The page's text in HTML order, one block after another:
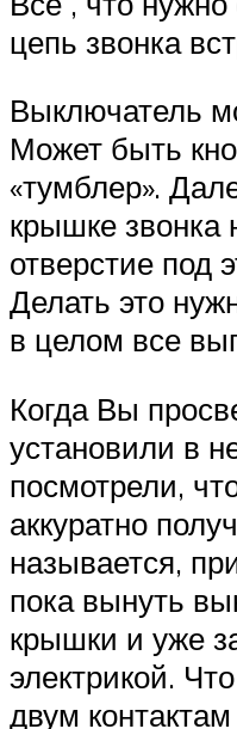
цепь звонка
Выключатель
Может быть
«тумблер».
крышке звонка
отверстие под
Делать это
в целом все
Когда Вы
установили в
посмотрели,
аккуратно
называется,
пока вынуть
крышки и уже
электрикой.
двум